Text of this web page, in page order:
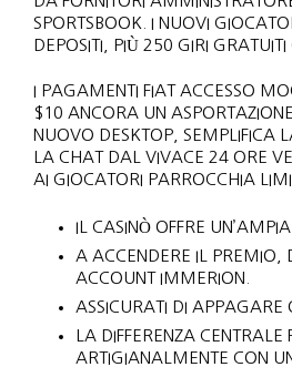
SPORTSBOOK. I NUOVI
DEPOSITI, PIÙ 250 GIRI
I PAGAMENTI FIAT ACCESSO
$10 ANCORA UN
NUOVO DESKTOP, SEMPLIFICA
LA CHAT DAL VIVACE 24 ORE
AI GIOCATORI PARROCCHIA
IL CASINÒ OFFRE
A ACCENDERE IL PREMIO,
ACCOUNT IMMERION.
ASSICURATI DI APPAGARE
LA DIFFERENZA
ARTIGIANALMENTE CON